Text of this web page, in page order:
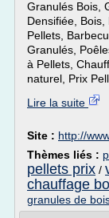
Granulés Bois,
Densifiée,
Pellets,
Granulés,
à Pellets,
naturel, Prix
Lire la suite
Site : http://
Thèmes liés :
pellets prix /
chauffage
granules de